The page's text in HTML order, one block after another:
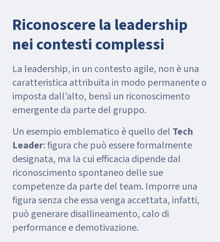
Riconoscere la leadership
nei contesti complessi
La leadership, in un contesto agile, non è una
caratteristica attribuita in modo permanente o
imposta dall’alto, bensì un riconoscimento
emergente da parte del gruppo.
Un esempio emblematico è quello del Tech
Leader: figura che può essere formalmente
designata, ma la cui efficacia dipende dal
riconoscimento spontaneo delle sue
competenze da parte del team. Imporre una
figura senza che essa venga accettata, infatti,
può generare disallineamento, calo di
performance e demotivazione.